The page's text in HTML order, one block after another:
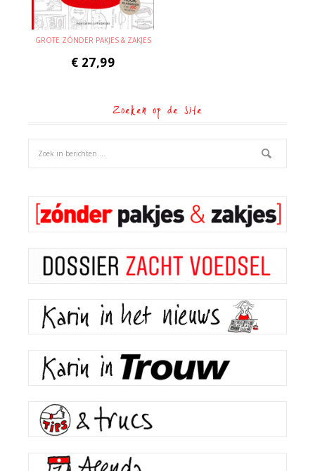
GROTE ZÓNDER PAKJES & ZAKJES
€ 27,99
Zoeken op de site